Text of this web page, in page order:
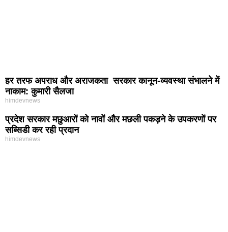
हर तरफ अपराध और अराजकता सरकार कानून-व्यवस्था संभालने में
नाकाम: कुमारी सैलजा
himdevnews
प्रदेश सरकार मछुआरों को नावों और मछली पकड़ने के उपकरणों पर
सब्सिडी कर रही प्रदान
himdevnews